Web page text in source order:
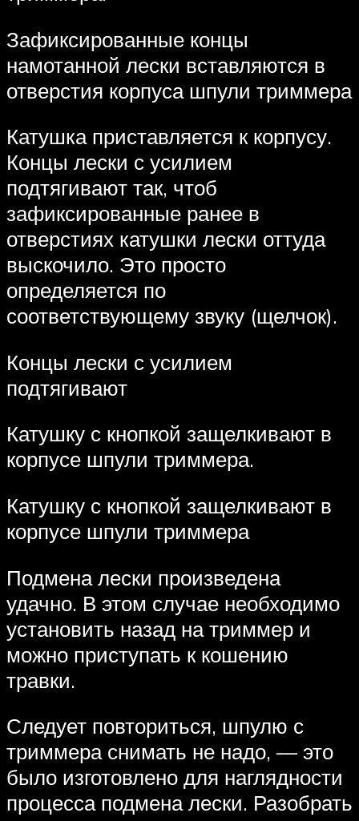
Зафиксированные концы
намотанной лески вставляются в
отверстия корпуса шпули триммера
Катушка приставляется к корпусу.
Концы лески с усилием
подтягивают так, чтоб
зафиксированные ранее в
отверстиях катушки лески оттуда
выскочило. Это просто
определяется по
соответствующему звуку (щелчок).
Концы лески с усилием
подтягивают
Катушку с кнопкой защелкивают в
корпусе шпули триммера.
Катушку с кнопкой защелкивают в
корпусе шпули триммера
Подмена лески произведена
удачно. В этом случае необходимо
установить назад на триммер и
можно приступать к кошению
травки.
Следует повториться, шпулю с
триммера снимать не надо, — это
было изготовлено для наглядности
процесса подмена лески. Разобрать